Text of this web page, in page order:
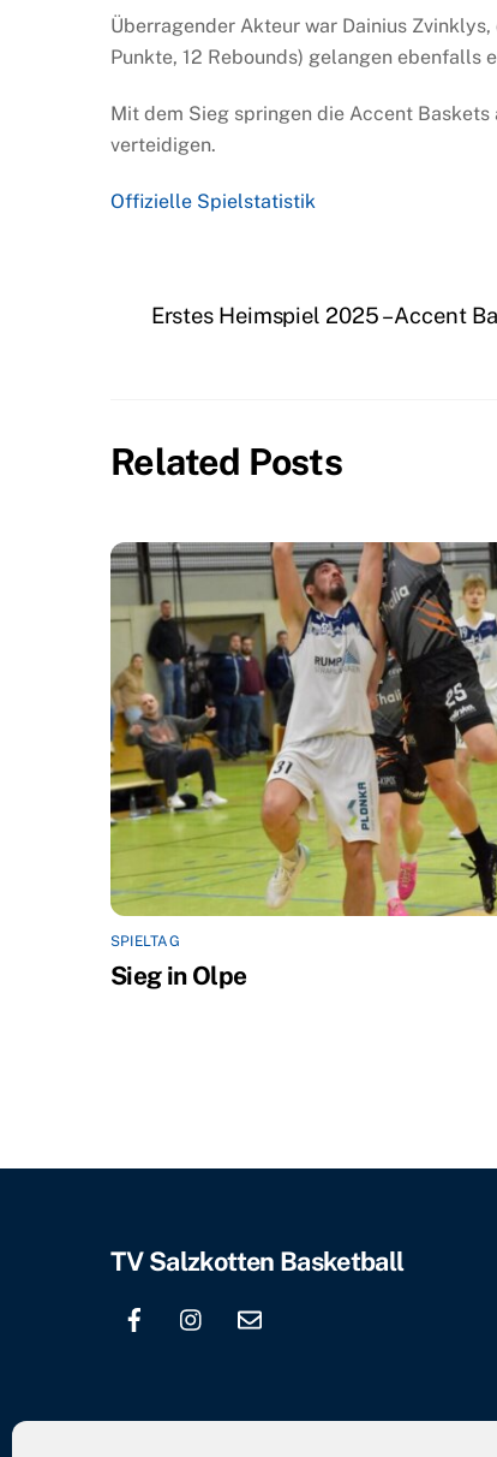
Überragender Akteur war Dainius
Punkte, 12 Rebounds) gelangen ebenfalls
Mit dem Sieg springen die Accent
verteidigen.
Offizielle Spielstatistik
Erstes Heimspiel 2025 – Accent
Related Posts
SPIELTAG
Sieg in Olpe
TV Salzkotten Basketball